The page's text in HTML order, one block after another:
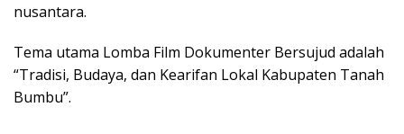
nusantara.
Tema utama Lomba Film Dokumenter Bersujud adalah
“Tradisi, Budaya, dan Kearifan Lokal Kabupaten Tanah
Bumbu”.